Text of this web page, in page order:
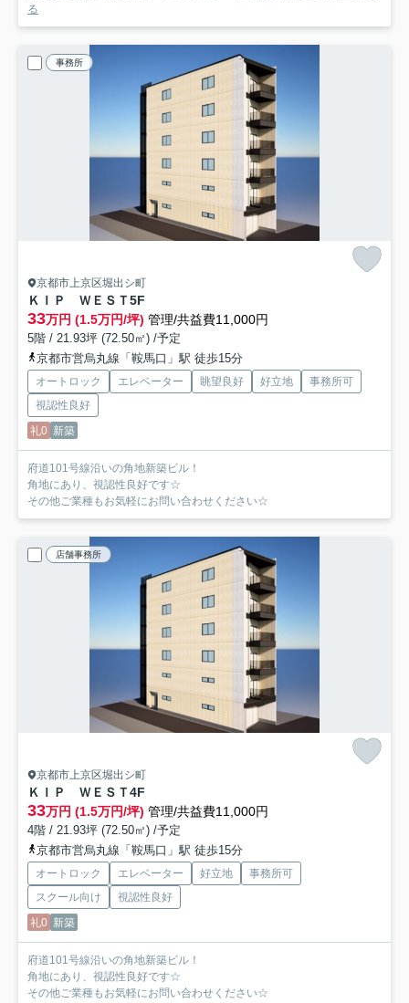
る
事務所
京都市上京区堀出シ町
ＫＩＰ ＷＥＳＴ5F
33万円 (1.5万円/坪) 管理/共益費11,000円
5階 / 21.93坪 (72.50㎡) /予定
京都市営烏丸線「鞍馬口」駅 徒歩15分
オートロック エレベーター 眺望良好 好立地
事務所可
視認性良好
礼0 新築
府道101号線沿いの角地新築ビル！
角地にあり、視認性良好です☆
その他ご業種もお気軽にお問い合わせください☆
店舗事務所
京都市上京区堀出シ町
ＫＩＰ ＷＥＳＴ4F
33万円 (1.5万円/坪) 管理/共益費11,000円
4階 / 21.93坪 (72.50㎡) /予定
京都市営烏丸線「鞍馬口」駅 徒歩15分
オートロック エレベーター 好立地
事務所可
スクール向け
視認性良好
礼0 新築
府道101号線沿いの角地新築ビル！
角地にあり、視認性良好です☆
その他ご業種もお気軽にお問い合わせください☆